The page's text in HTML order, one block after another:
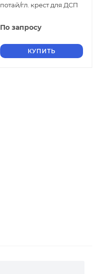
потай/гл. крест для ДСП
По запросу
КУПИТЬ